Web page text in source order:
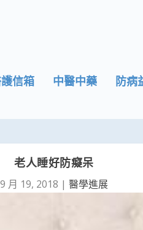
信箱 中醫中藥 防病
老人睡好防癡呆
9 月 19, 2018 | 醫學進展